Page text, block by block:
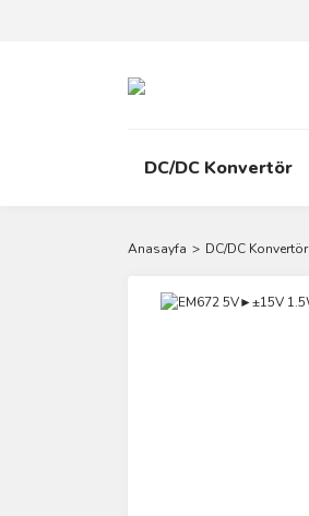
DC/DC Konvertör
Anasayfa DC/DC Konvertör